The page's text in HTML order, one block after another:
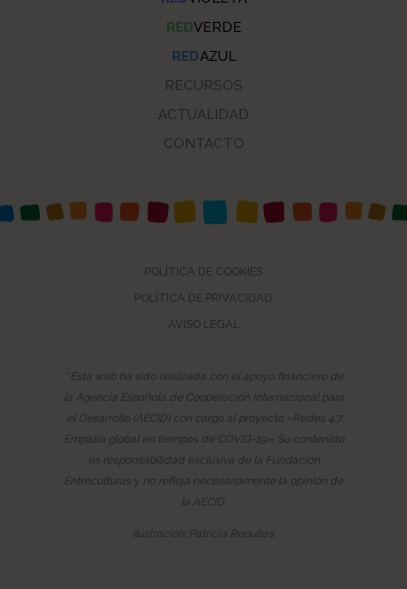
REDVERDE
REDAZUL
RECURSOS
ACTUALIDAD
CONTACTO
POLÍTICA DE COOKIES
POLÍTICA DE PRIVACIDAD
AVISO LEGAL
* Esta web ha sido realizada con el apoyo financiero de
la Agencia Española de Cooperación Internacional para
el Desarrollo (AECID) con cargo al proyecto «Redes 4.7
Empatía global en tiempos de COVID-19». Su contenido
es responsabilidad exclusiva de la Fundación
Entreculturas y no refleja necesariamente la opinión de
la AECID.
Ilustración: Patricia Repullés.